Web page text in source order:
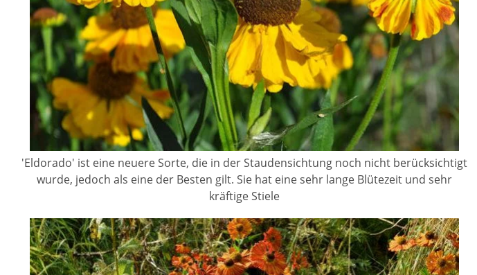
'Eldorado' ist eine neuere Sorte, die in der Staudensichtung noch nicht berücksichtigt
wurde, jedoch als eine der Besten gilt. Sie hat eine sehr lange Blütezeit und sehr
kräftige Stiele